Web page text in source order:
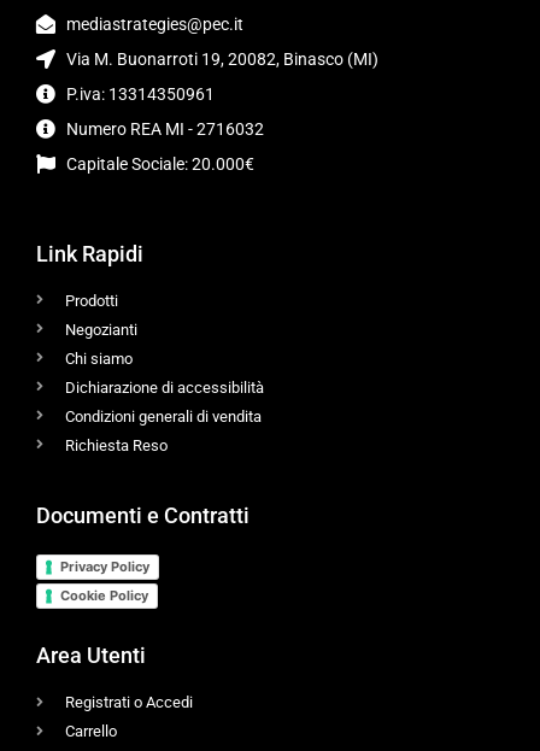
mediastrategies@pec.it
Via M. Buonarroti 19, 20082, Binasco (MI)
P.iva: 13314350961
Numero REA MI - 2716032
Capitale Sociale: 20.000€
Link Rapidi
Prodotti
Negozianti
Chi siamo
Dichiarazione di accessibilità
Condizioni generali di vendita
Richiesta Reso
Documenti e Contratti
Privacy Policy
Cookie Policy
Area Utenti
Registrati o Accedi
Carrello